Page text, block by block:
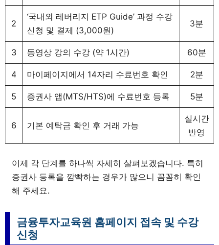
2
‘국내외 레버리지 ETP Guide’ 과정 수강
신청 및 결제 (3,000원)
3분
3 동영상 강의 수강 (약 1시간) 60분
4 마이페이지에서 14자리 수료번호 확인 2분
5 증권사 앱(MTS/HTS)에 수료번호 등록 5분
6 기본 예탁금 확인 후 거래 가능
실시간
반영
이제 각 단계를 하나씩 자세히 살펴보겠습니다. 특히
증권사 등록을 깜빡하는 경우가 많으니 꼼꼼히 확인
해 주세요.
금융투자교육원 홈페이지 접속 및 수강
신청